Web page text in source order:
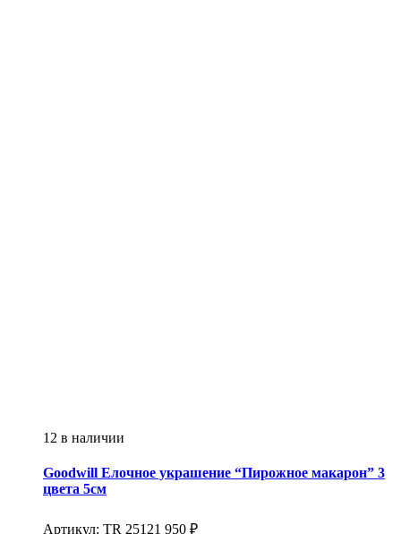
12 в наличии
Goodwill Елочное украшение “Пирожное макарон” 3
цвета 5см
Артикул: TR 25121 950 ₽